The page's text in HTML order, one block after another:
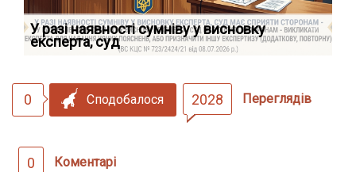
У разі наявності сумніву у висновку
експерта, суд
0 Сподобалося 2028 Переглядів
0 Коментарі